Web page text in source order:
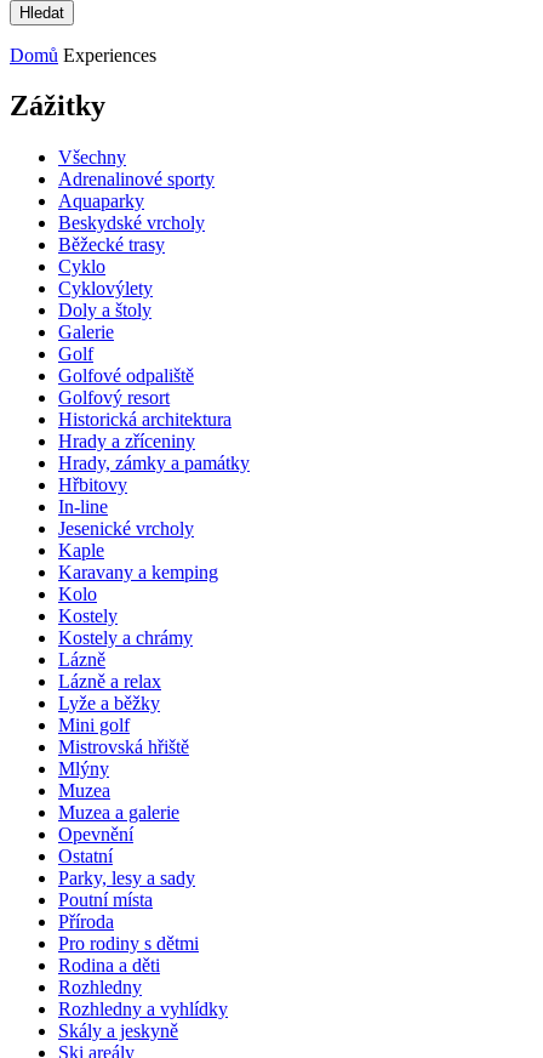
Domů Experiences
Zážitky
Všechny
Adrenalinové sporty
Aquaparky
Beskydské vrcholy
Běžecké trasy
Cyklo
Cyklovýlety
Doly a štoly
Galerie
Golf
Golfové odpaliště
Golfový resort
Historická architektura
Hrady a zříceniny
Hrady, zámky a památky
Hřbitovy
In-line
Jesenické vrcholy
Kaple
Karavany a kemping
Kolo
Kostely
Kostely a chrámy
Lázně
Lázně a relax
Lyže a běžky
Mini golf
Mistrovská hřiště
Mlýny
Muzea
Muzea a galerie
Opevnění
Ostatní
Parky, lesy a sady
Poutní místa
Příroda
Pro rodiny s dětmi
Rodina a děti
Rozhledny
Rozhledny a vyhlídky
Skály a jeskyně
Ski areály